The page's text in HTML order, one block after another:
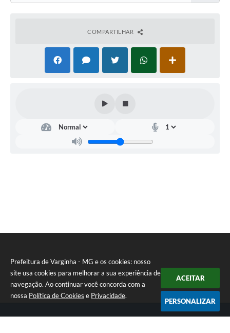
Prefeitura de Varginha - MG e os cookies: nosso
site usa cookies para melhorar a sua experiência de
navegação. Ao continuar você concorda com a
nossa Política de Cookies e Privacidade.
ACEITAR
PERSONALIZAR
COMPARTILHAR